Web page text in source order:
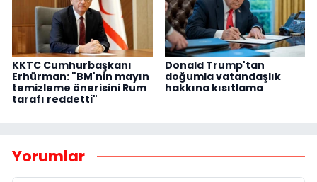
KKTC Cumhurbaşkanı
Erhürman: "BM'nin mayın
temizleme önerisini Rum
tarafı reddetti"
Donald Trump'tan
doğumla vatandaşlık
hakkına kısıtlama
Yorumlar